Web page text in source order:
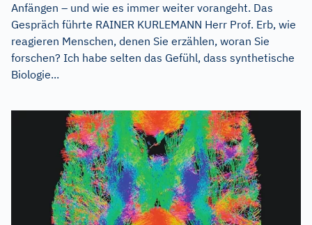
Anfängen – und wie es immer weiter vorangeht. Das
Gespräch führte RAINER KURLEMANN Herr Prof. Erb, wie
reagieren Menschen, denen Sie erzählen, woran Sie
forschen? Ich habe selten das Gefühl, dass synthetische
Biologie...